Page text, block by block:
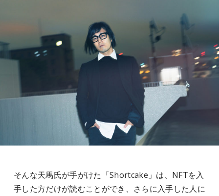
そんな天馬氏が手がけた「Shortcake」は、NFTを入
手した方だけが読むことができ、さらに入手した人に